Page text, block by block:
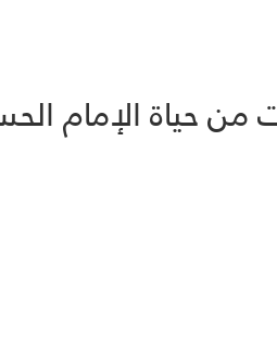
من حياة الإمام